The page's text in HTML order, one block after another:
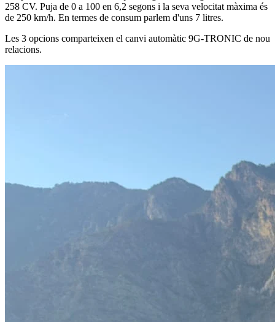
258 CV. Puja de 0 a 100 en 6,2 segons i la seva velocitat màxima és
de 250 km/h. En termes de consum parlem d'uns 7 litres.
Les 3 opcions comparteixen el canvi automàtic 9G-TRONIC de nou
relacions.